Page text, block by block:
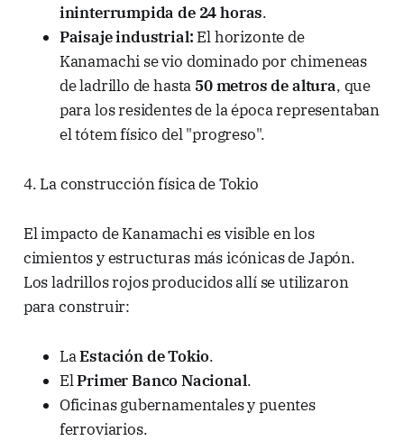
ininterrumpida de 24 horas.
Paisaje industrial: El horizonte de
Kanamachi se vio dominado por chimeneas
de ladrillo de hasta 50 metros de altura, que
para los residentes de la época representaban
el tótem físico del "progreso".
4. La construcción física de Tokio
El impacto de Kanamachi es visible en los
cimientos y estructuras más icónicas de Japón.
Los ladrillos rojos producidos allí se utilizaron
para construir:
LaEstación de Tokio.
ElPrimer Banco Nacional.
Oficinas gubernamentales y puentes
ferroviarios.